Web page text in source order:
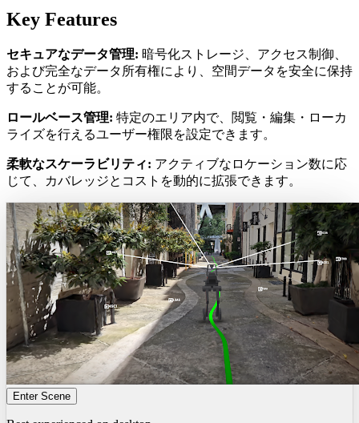
Key Features
セキュアなデータ管理: 暗号化ストレージ、アクセス制御、
および完全なデータ所有権により、空間データを安全に保持
することが可能。
ロールベース管理: 特定のエリア内で、閲覧・編集・ローカ
ライズを行えるユーザー権限を設定できます。
柔軟なスケーラビリティ: アクティブなロケーション数に応
じて、カバレッジとコストを動的に拡張できます。
Enter Scene